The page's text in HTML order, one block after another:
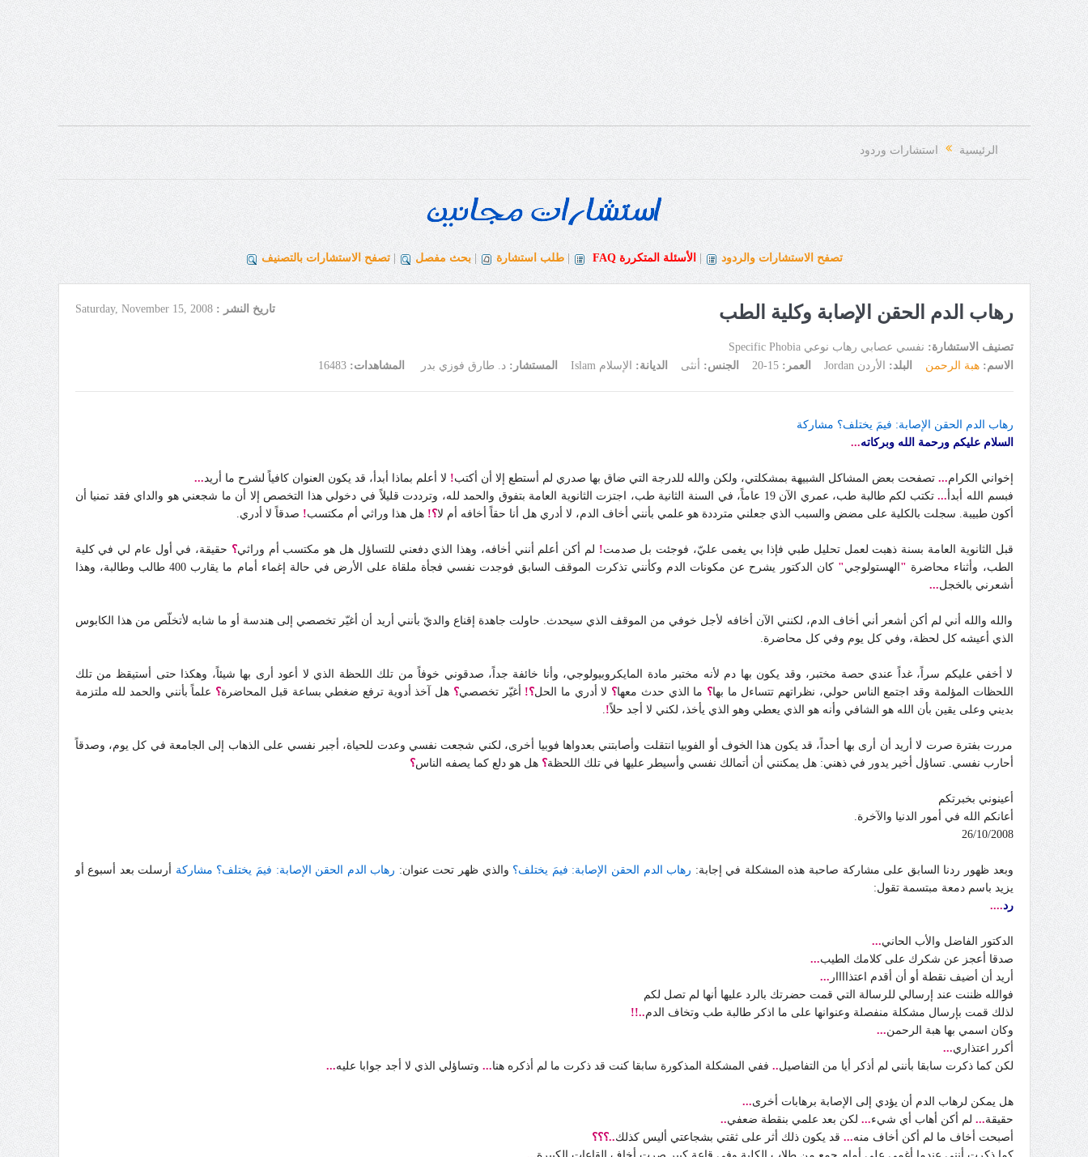
الرئيسية استشارات وردود
تصفح الاستشارات والردود الأسئلة المتكررة FAQ طلب استشارة | بحث مفصل | تصفح الاستشارات بالتصنيف
رهاب الدم الحقن الإصابة وكلية الطب تاريخ النشر :Saturday, November 15, 2008
تصنيف الاستشارة: نفسي عصابي رهاب نوعي Specific Phobia
الاسم: هبة الرحمن البلد: الأردن Jordan العمر:15-20 الجنس: أنثى الديانة: الإسلام Islam المستشار:د. طارق فوزي بدر المشاهدات:16483
رهاب الدم الحقن الإصابة: فيمَ يختلف؟ مشاركة
السلام عليكم ورحمة الله وبركاته...
إخواني الكرام...تصفحت بعض المشاكل الشبيهة بمشكلتي، ولكن والله للدرجة التي ضاق بها صدري لم أستطع إلا أن أكتب! لا أعلم بماذا أبدأ، قد يكون العنوان كافياً لشرح ما أريد...
فبسم الله أبدأ ...
تكتب لكم طالبة طب، عمري الآن 19 عاماً، في السنة الثانية طب، اجتزت الثانوية العامة بتفوق والحمد لله، وترددت قليلاً في دخولي هذا التخصص إلا أن ما شجعني هو والداي فقد تمنيا أن
أكون طبيبة. سجلت بالكلية على مضض والسبب الذي جعلني مترددة هو علمي بأنني أخاف الدم، لا أدري هل أنا حقاً أخافه أم لا؟! هل هذا وراثي أم مكتسب! صدقاً لا أدري.
قبل الثانوية العامة بسنة ذهبت لعمل تحليل طبي فإذا بي يغمى عليّ، فوجئت بل صدمت! لم أكن أعلم أنني أخافه، وهذا الذي دفعني للتساؤل هل هو مكتسب أم وراثي؟ حقيقة، في أول عام لي في كلية
الطب، وأثناء محاضرة " الهستولوجي"
كان الدكتور يشرح عن مكونات الدم وكأنني تذكرت الموقف السابق فوجدت نفسي فجأة ملقاة على الأرض في حالة إغماء أمام ما يقارب 400 طالب وطالبة، وهذا
أشعرني بالخجل...
والله والله أني لم أكن أشعر أني أخاف الدم، لكنني الآن أخافه لأجل خوفي من الموقف الذي سيحدث. حاولت جاهدة إقناع والديّ بأنني أريد أن أغيّر تخصصي إلى هندسة أو ما شابه لأتخلّص من هذا الكابوس
الذي أعيشه كل لحظة، وفي كل يوم وفي كل محاضرة.
لا أخفي عليكم سراً، غداً عندي حصة مختبر، وقد يكون بها دم لأنه مختبر مادة المايكروبيولوجي، وأنا خائفة جداً، صدقوني خوفاً من تلك اللحظة الذي لا أعود أرى بها شيئاً، وهكذا حتى أستيقظ من تلك
اللحظات المؤلمة وقد اجتمع الناس حولي، نظراتهم تتساءل ما بها؟ ما الذي حدث معها؟ لا أدري ما الحل؟! أغيّر تخصصي؟ هل آخذ أدوية ترفع ضغطي بساعة قبل المحاضرة؟ علماً بأنني والحمد لله ملتزمة
بديني وعلى يقين بأن الله هو الشافي وأنه هو الذي يعطي وهو الذي يأخذ، لكني لا أجد حلاً!
.
مررت بفترة صرت لا أريد أن أرى بها أحداً، قد يكون هذا الخوف أو الفوبيا انتقلت وأصابتني بعدواها فوبيا أخرى، لكني شجعت نفسي وعدت للحياة، أجبر نفسي على الذهاب إلى الجامعة في كل يوم، وصدقاً
أحارب نفسي. تساؤل أخير يدور في ذهني: هل يمكنني أن أتمالك نفسي وأسيطر عليها في تلك اللحظة؟ هل هو دلع كما يصفه الناس؟
أعينوني بخبرتكم
أعانكم الله في أمور الدنيا والآخرة.
26/10/2008
وبعد ظهور ردنا السابق على مشاركة صاحبة هذه المشكلة في إجابة: رهاب الدم الحقن الإصابة: فيمَ يختلف؟ والذي ظهر تحت عنوان: رهاب الدم الحقن الإصابة: فيمَ يختلف؟ مشاركة أرسلت بعد أسبوع أو
يزيد باسم دمعة مبتسمة تقول:
رد....
الدكتور الفاضل والأب الحاني...
صدقا أعجز عن شكرك على كلامك الطيب...
أريد أن أضيف نقطة أو أن أقدم اعتذاااار ...
فوالله ظننت عند إرسالي للرسالة التي قمت حضرتك بالرد عليها أنها لم تصل لكم
لذلك قمت بإرسال مشكلة منفصلة وعنوانها على ما اذكر طالبة طب وتخاف الدم..!!
وكان اسمي بها هبة الرحمن...
أكرر اعتذاري...
لكن كما ذكرت سابقا بأنني لم أذكر أيا من التفاصيل.. ففي المشكلة المذكورة سابقا كنت قد ذكرت ما لم أذكره هنا... وتساؤلي الذي لا أجد جوابا عليه...
هل يمكن لرهاب الدم أن يؤدي إلى الإصابة برهابات أخرى...
حقيقة... لم أكن أهاب أي شيء... لكن بعد علمي بنقطة ضعفي..
أصبحت أخاف ما لم أكن أخاف منه... قد يكون ذلك أثر على ثقتي بشجاعتي أليس كذلك..؟؟؟